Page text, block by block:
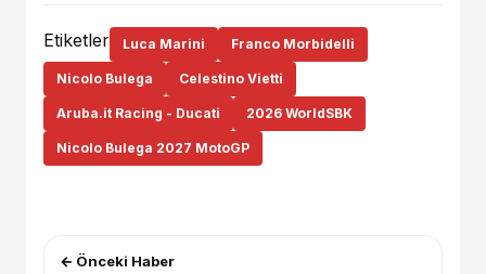
Etiketler Luca Marini Franco Morbidelli
Nicolo Bulega Celestino Vietti
Aruba.it Racing - Ducati 2026 WorldSBK
Nicolo Bulega 2027 MotoGP
← Önceki Haber